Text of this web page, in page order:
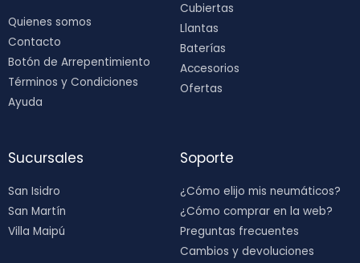
Quienes somos
Contacto
Botón de Arrepentimiento
Términos y Condiciones
Ayuda
Cubiertas
Llantas
Baterías
Accesorios
Ofertas
Sucursales
San Isidro
San Martín
Villa Maipú
Soporte
¿Cómo elijo mis neumáticos?
¿Cómo comprar en la web?
Preguntas frecuentes
Cambios y devoluciones